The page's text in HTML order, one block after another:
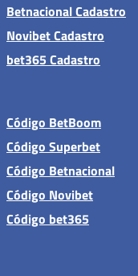
Betnacional Cadastro
Novibet Cadastro
bet365 Cadastro
Código BetBoom
Código Superbet
Código Betnacional
Código Novibet
Código bet365